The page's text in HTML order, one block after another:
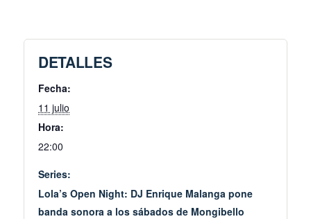
DETALLES
Fecha:
11 julio
Hora:
22:00
Series:
Lola’s Open Night: DJ Enrique Malanga pone
banda sonora a los sábados de Mongibello